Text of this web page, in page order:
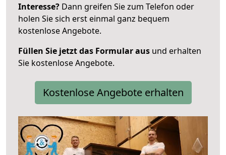
Interesse? Dann greifen Sie zum Telefon oder
holen Sie sich erst einmal ganz bequem
kostenlose Angebote.
Füllen Sie jetzt das Formular aus und erhalten
Sie kostenlose Angebote.
Kostenlose Angebote erhalten